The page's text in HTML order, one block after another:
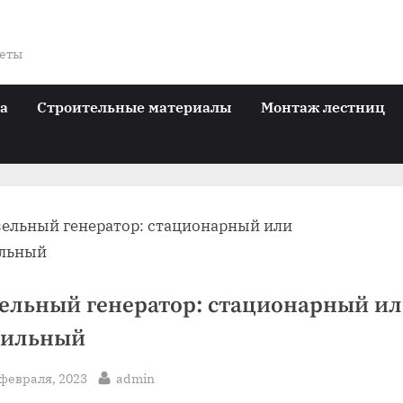
Строительные материалы Монтаж лестниц
генератор: стационарный
2023 By
admin